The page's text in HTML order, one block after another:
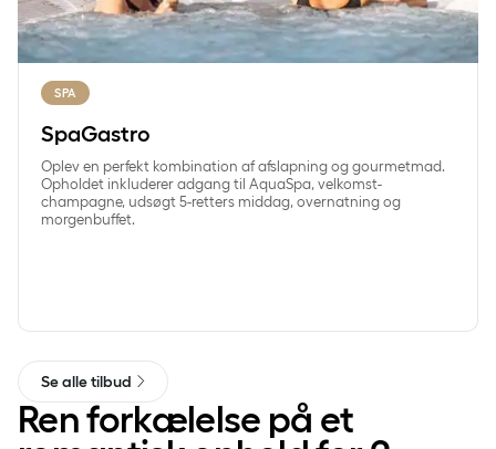
SPA
SpaGastro
Oplev en perfekt kombination af afslapning og gourmetmad.
Opholdet inkluderer adgang til AquaSpa, velkomst-
champagne, udsøgt 5-retters middag, overnatning og
morgenbuffet.
Se alle tilbud
Ren forkælelse på et